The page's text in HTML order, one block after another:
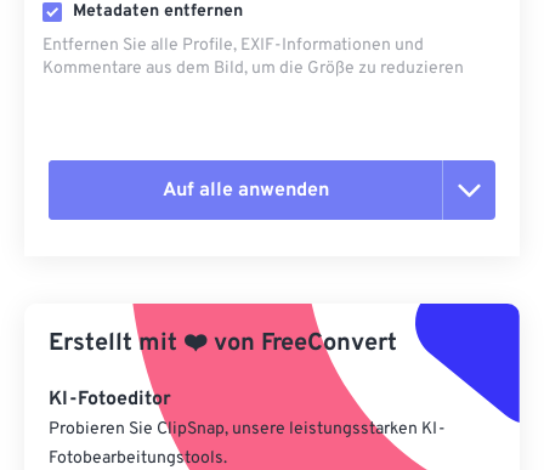
Metadaten entfernen
Entfernen Sie alle Profile, EXIF-Informationen und
Kommentare aus dem Bild, um die Größe zu reduzieren
Auf alle anwenden
Aus Vorgabe anwenden
Als Vorgabe speichern
Erstellt mit ❤️von FreeConvert
KI-Fotoeditor
Probieren Sie ClipSnap, unsere leistungsstarken KI-
Fotobearbeitungstools.